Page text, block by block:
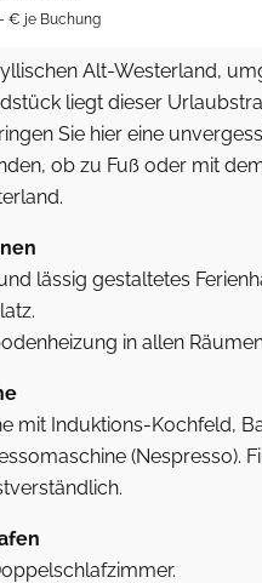
€ je Buchung
Alt-Westerland,
liegt dieser
Sie hier eine
ob zu Fuß oder mit
lässig gestaltetes
in allen
mit Induktions-Kochfeld,
(Nespresso).